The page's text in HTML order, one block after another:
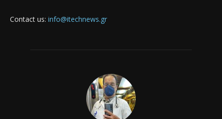
Contact us: info@itechnews.gr